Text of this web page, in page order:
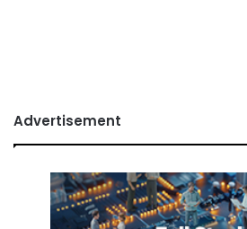
Advertisement